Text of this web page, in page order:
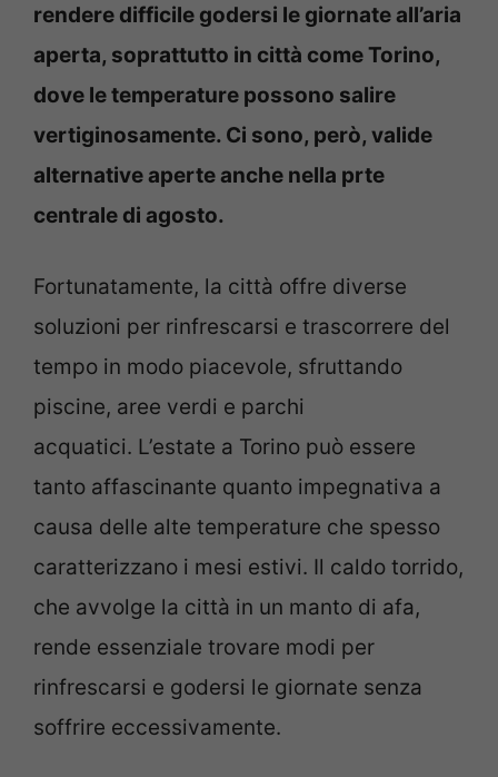
rendere difficile godersi le giornate all’aria
aperta, soprattutto in città come Torino,
dove le temperature possono salire
vertiginosamente. Ci sono, però, valide
alternative aperte anche nella prte
centrale di agosto.
Fortunatamente, la città offre diverse
soluzioni per rinfrescarsi e trascorrere del
tempo in modo piacevole, sfruttando
piscine, aree verdi e parchi
acquatici. L’estate a Torino può essere
tanto affascinante quanto impegnativa a
causa delle alte temperature che spesso
caratterizzano i mesi estivi. Il caldo torrido,
che avvolge la città in un manto di afa,
rende essenziale trovare modi per
rinfrescarsi e godersi le giornate senza
soffrire eccessivamente.